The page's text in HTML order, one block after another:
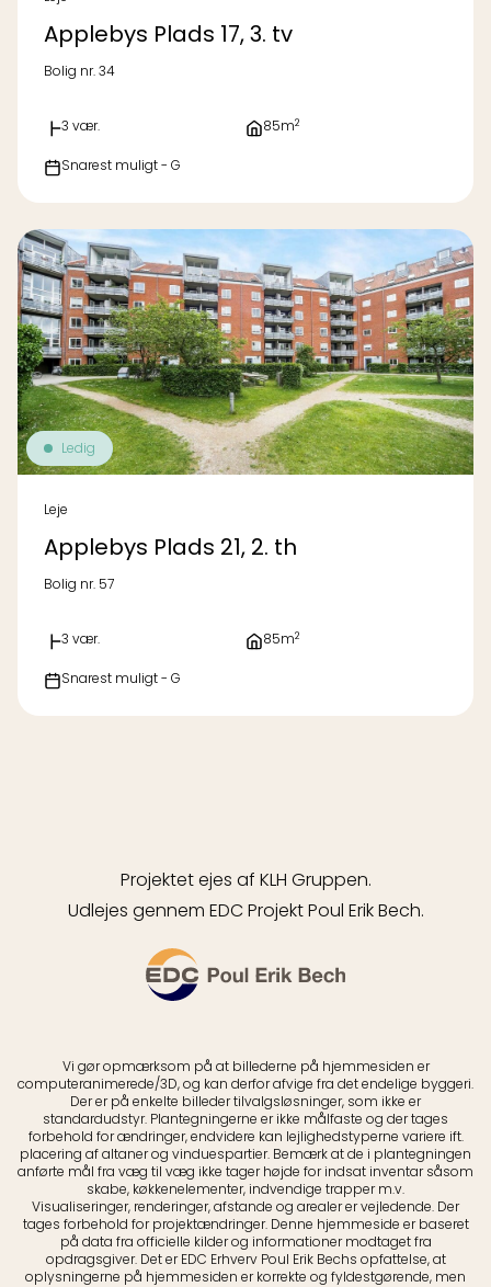
Applebys Plads 17, 3. tv
Bolig nr. 34
3 vær. 85m2
Snarest muligt - G
Ledig
Leje
Applebys Plads 21, 2. th
Bolig nr. 57
3 vær. 85m2
Snarest muligt - G
Projektet ejes af KLH Gruppen.
Udlejes gennem EDC Projekt Poul Erik Bech.
Vi gør opmærksom på at billederne på hjemmesiden er
computeranimerede/3D, og kan derfor afvige fra det endelige byggeri.
Der er på enkelte billeder tilvalgsløsninger, som ikke er
standardudstyr. Plantegningerne er ikke målfaste og der tages
forbehold for ændringer, endvidere kan lejlighedstyperne variere ift.
placering af altaner og vinduespartier. Bemærk at de i plantegningen
anførte mål fra væg til væg ikke tager højde for indsat inventar såsom
skabe, køkkenelementer, indvendige trapper m.v.
Visualiseringer, renderinger, afstande og arealer er vejledende. Der
tages forbehold for projektændringer. Denne hjemmeside er baseret
på data fra officielle kilder og informationer modtaget fra
opdragsgiver. Det er EDC Erhverv Poul Erik Bechs opfattelse, at
oplysningerne på hjemmesiden er korrekte og fyldestgørende, men